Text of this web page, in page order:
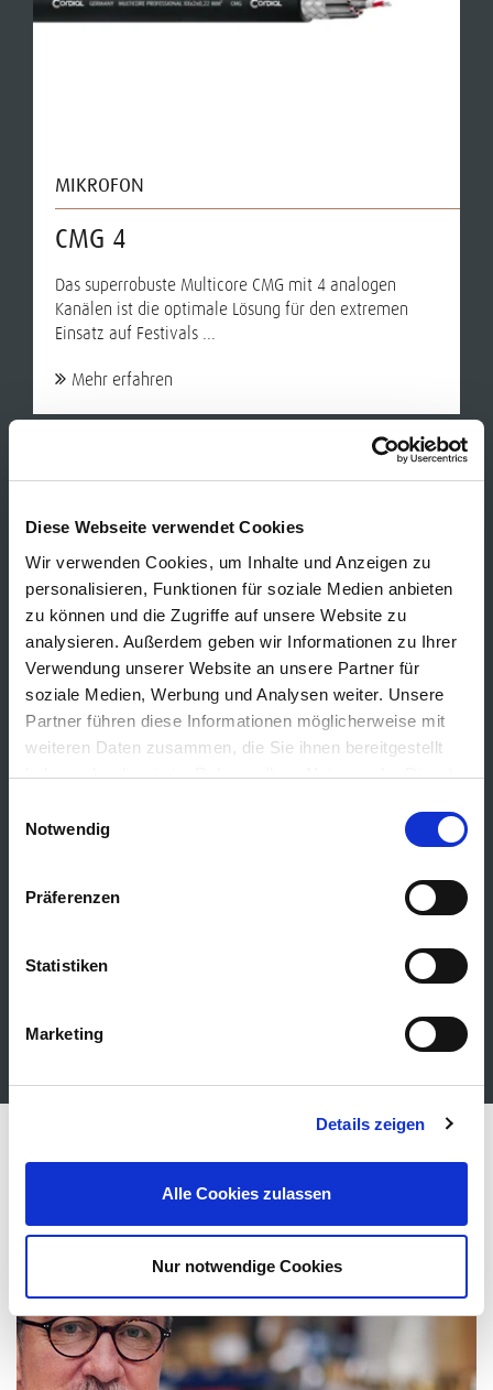
Diese Webseite verwendet Cookies
Wir verwenden Cookies, um Inhalte und Anzeigen zu
personalisieren, Funktionen für soziale Medien anbieten
zu können und die Zugriffe auf unsere Website zu
analysieren. Außerdem geben wir Informationen zu Ihrer
Verwendung unserer Website an unsere Partner für
soziale Medien, Werbung und Analysen weiter. Unsere
Partner führen diese Informationen möglicherweise mit
weiteren Daten zusammen, die Sie ihnen bereitgestellt
haben oder die sie im Rahmen Ihrer Nutzung der Dienste
Notwendig
Präferenzen
Statistiken
Marketing
Details zeigen
Alle Cookies zulassen
Nur notwendige Cookies
MIKROFON
CMG 4
Das superrobuste Multicore CMG mit 4 analogen
Kanälen ist die optimale Lösung für den extremen
Einsatz auf Festivals ...
Mehr erfahren
MIKROFON
CMG 8
Kanälen ist die optimale Lösung für den extremen
Mehr erfahren